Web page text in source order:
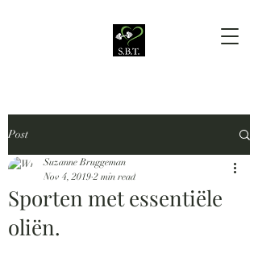
Post
Sporten met essentiële
oliën.
Suzanne Bruggeman
Nov 4, 2019 2 min read